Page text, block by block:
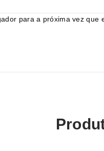
para a próxima vez que